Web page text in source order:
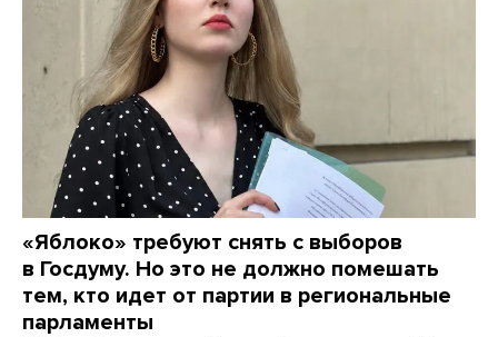
«Яблоко» требуют снять с выборов
в Госдуму. Но это не должно помешать
тем, кто идет от партии в региональные
парламенты